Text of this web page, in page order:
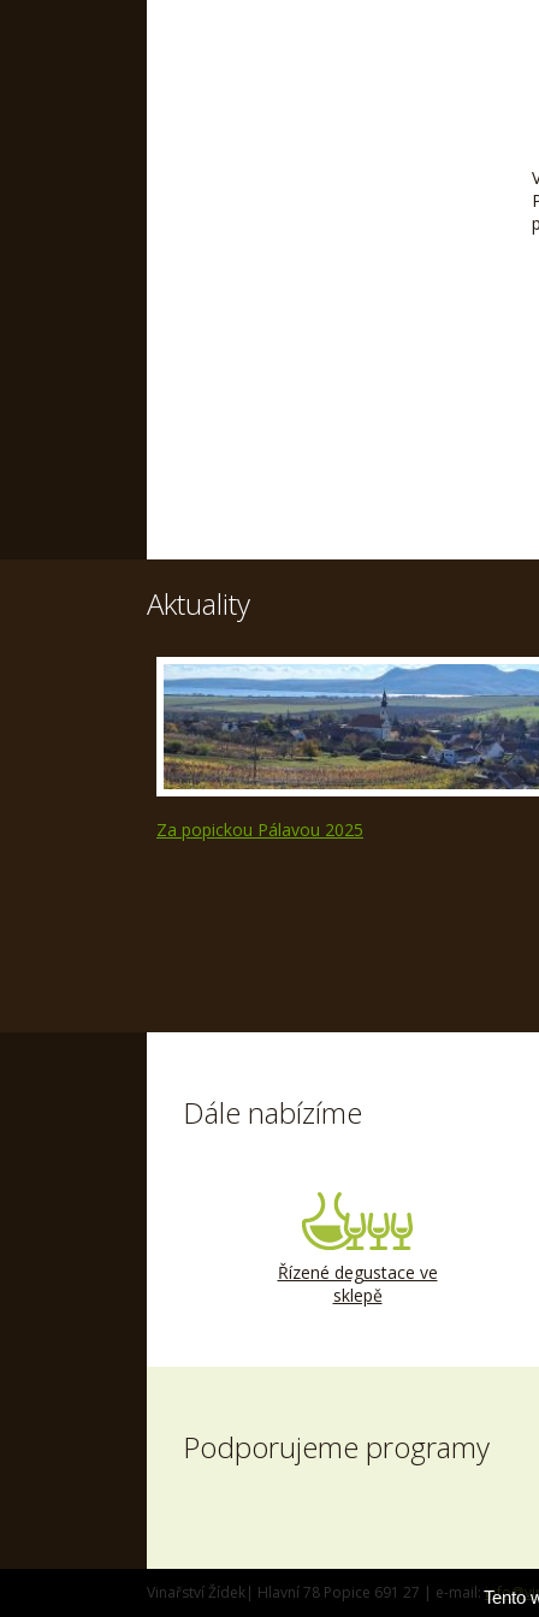
Aktuality
Za popickou Pálavou 2025
Dále nabízíme
Řízené degustace ve
sklepě
Podporujeme programy
Vinařství Žídek| Hlavní 78 Popice 691 27 | e-mail:Tento